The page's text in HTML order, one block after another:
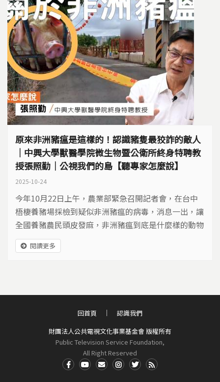
原來非洲豬瘟是這樣的！認識豬隻最狡詐的敵人
｜中興大學獸醫學院微生物暨公衛所終身特聘教
授張照勤｜公視我們的島【聽專家怎麼說】
2025-10-24
今年10月22日上午，農業部緊急召開記者會，在台中
梧棲養豬場採檢到疑似非洲豬瘟的病毒，消息一出，讓
全國養豬農民頭皮發麻，非洲豬瘟到底是什麼樣的動物
傳染病？非洲豬瘟的病毒株有哪些類型？台灣發現的又
是接近哪一種？是透過哪種可能傳染途徑來到台灣的
閱讀更多
財團法人公共電視文化事業基金會 版權所有
Public Television Service Foundation,
All Right Reserved
回首頁 認識我們